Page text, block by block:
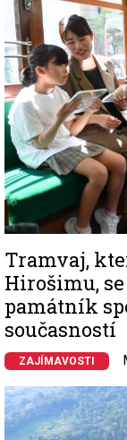
Tramvaj,
Hirošimu,
památník
současností
ZAJÍMAVOSTI
Image